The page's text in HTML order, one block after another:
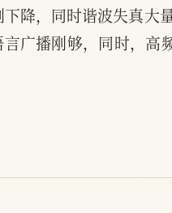
降，同时谐波失真大
广播刚够，同时，高